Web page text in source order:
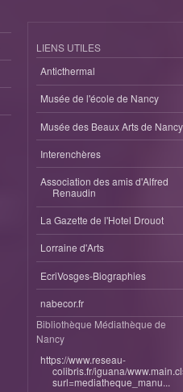
LIENS UTILES
Anticthermal
Musée de l'école de Nancy
Musée des Beaux Arts de Nancy
Interenchères
Association des amis d'Alfred
Renaudin
La Gazette de l'Hotel Drouot
Lorraine d'Arts
EcriVosges-Biographies
nabecor.fr
Bibliothèque Médiathèque de
Nancy
https://www.reseau-
colibris.fr/iguana/
surl=mediatheque_manu...